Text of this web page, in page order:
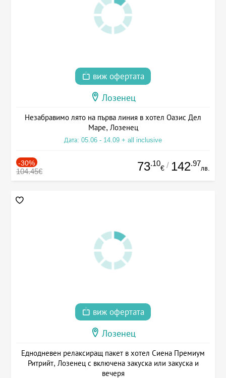
виж офертата
Лозенец
Незабравимо лято на първа линия в хотел Оазис Дел
Маре, Лозенец
Дата: 05.06 - 14.09 + all inclusive
-30%
104.45€ 73.10
€ / 142.97
лв.
виж офертата
Лозенец
Еднодневен релаксиращ пакет в хотел Сиена Премиум
Ритрийт, Лозенец с включена закуска или закуска и
вечеря